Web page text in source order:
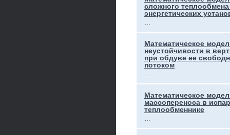
сложного
энергетических
…
Математическое
неустойчивости в
при обдуве ее
потоком
…
Математическое
массопереноса в
теплообменнике
…